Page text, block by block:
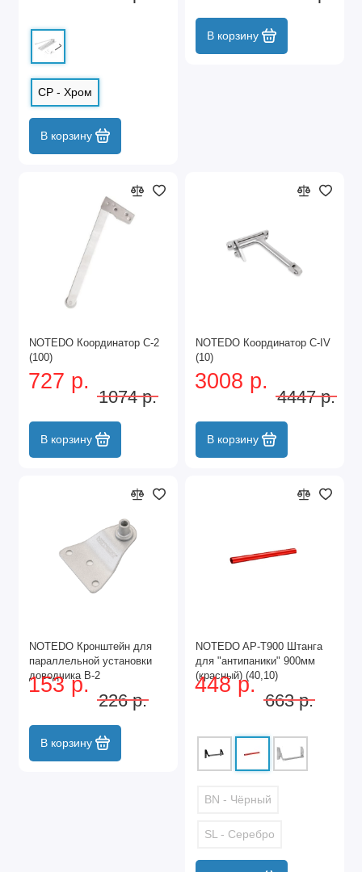
CP - Хром
В корзину
В корзину
NOTEDO Координатор C-2
(100)
727 р.
1074 р.
В корзину
NOTEDO Координатор C-IV
(10)
3008 р.
4447 р.
В корзину
NOTEDO Кронштейн для
параллельной установки
доводчика B-2
153 р.
226 р.
В корзину
NOTEDO AP-Т900 Штанга
для "антипаники" 900мм
(красный) (40,10)
448 р.
663 р.
BN - Чёрный
SL - Серебро